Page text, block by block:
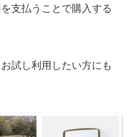
支払うことで購入する
試し利用したい方にも